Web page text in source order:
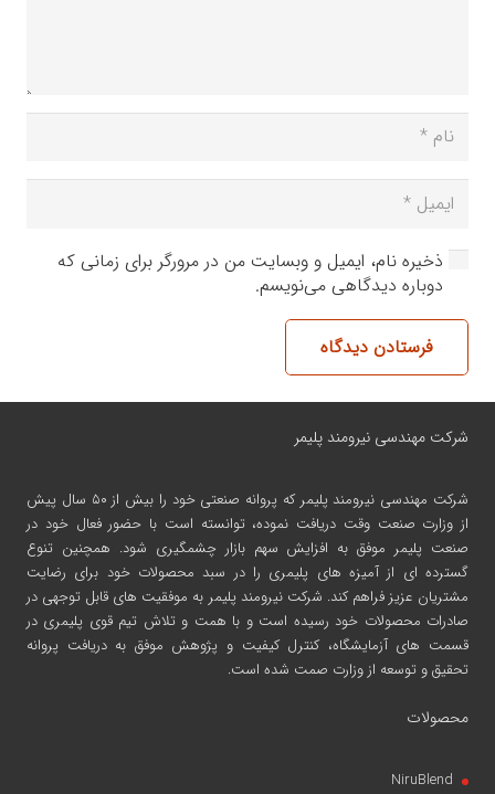
ذخیره نام، ایمیل و وبسایت من در مرورگر برای زمانی که
دوباره دیدگاهی می‌نویسم.
فرستادن دیدگاه
شرکت مهندسی نیرومند پلیمر
شرکت مهندسی نیرومند پلیمر
که پروانه صنعتی خود را بیش از ۵۰ سال پیش
از وزارت صنعت وقت دریافت نموده، توانسته است با حضور فعال خود در
صنعت پلیمر موفق به افزایش سهم بازار چشمگیری شود. همچنین تنوع
گسترده ای از آمیزه های پلیمری را در سبد محصولات خود برای رضایت
مشتریان عزیز فراهم کند. شرکت نیرومند پلیمر به موفقیت های قابل توجهی در
صادرات محصولات خود رسیده است و با همت و تلاش تیم قوی پلیمری در
قسمت های آزمایشگاه، کنترل کیفیت و پژوهش موفق به دریافت پروانه
تحقیق و توسعه از وزارت صمت شده است.
محصولات
NiruBlend